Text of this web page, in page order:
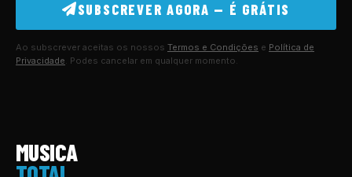
SUBSCREVER AGORA — É GRÁTIS
Ao subscrever aceitas os nossos Termos e Condições e Política de
Privacidade. Podes cancelar em qualquer momento.
MUSICA